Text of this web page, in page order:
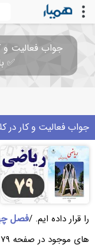
✅
جواب فعالیت و کار در کلاس صفحه ۷۹
را قرار داده ایم. /فصل
های موجود در صفحه ۷۹ کتاب ریاضی چهارم را بررسی میکنیم.